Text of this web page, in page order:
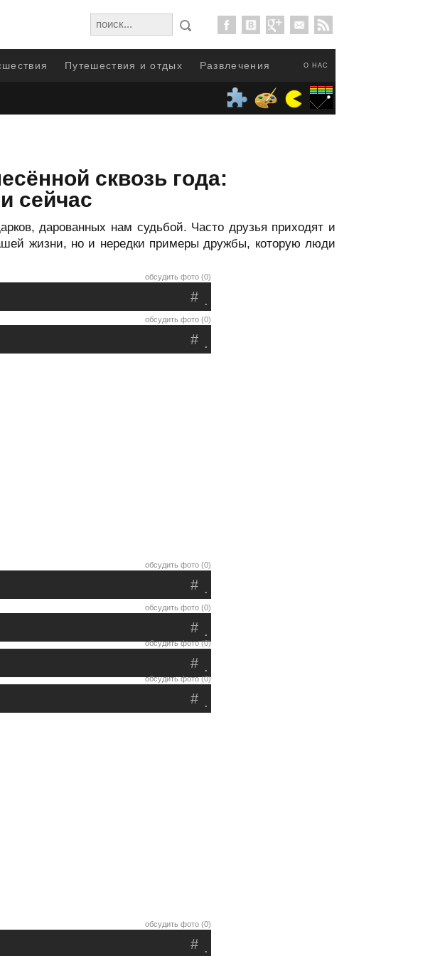
О НАС
Путешествия и отдых Развлечения
сквозь года:
сейчас
дарованных нам судьбой. Часто друзья приходят и
жизни, но и нередки примеры дружбы, которую люди
обсудить фото (0)
.
#
обсудить фото (0)
.
#
обсудить фото (0)
.
#
обсудить фото (0)
.
#
обсудить фото (0)
.
#
обсудить фото (0)
.
#
обсудить фото (0)
.
#